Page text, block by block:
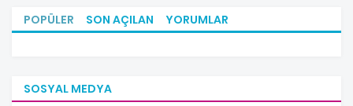
POPÜLER SON AÇILAN YORUMLAR
SOSYAL MEDYA